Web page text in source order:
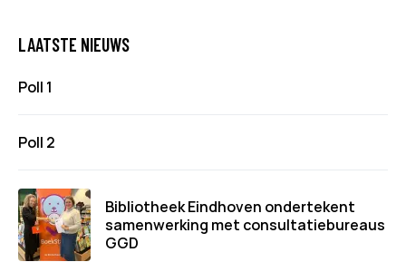
LAATSTE NIEUWS
Poll 1
Poll 2
Bibliotheek Eindhoven ondertekent
samenwerking met consultatiebureaus
GGD